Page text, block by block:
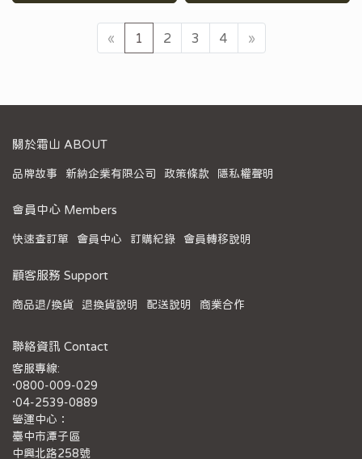
« 1 2 3 4 »
關於霜山 ABOUT
品牌故事 新納企業有限公司 政策條款 隱私權聲明
會員中心 Members
快速查訂單 會員中心 訂購紀錄 會員轉移說明
顧客服務 Support
商品退/換貨 退換貨說明 配送說明 商業合作
聯絡資訊 Contact
客服專線:
·0800-009-029
·04-2539-0889
營運中心：
臺中市潭子區
中興北路258號